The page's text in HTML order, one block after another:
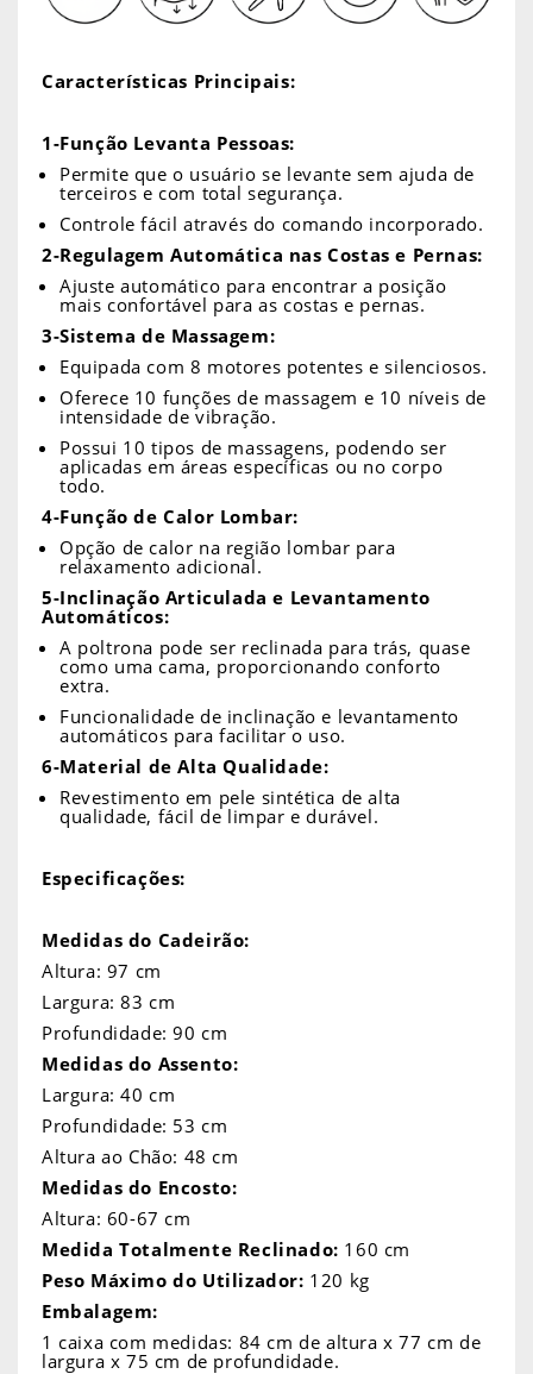
Características Principais:
1-Função Levanta Pessoas:
Permite que o usuário se levante sem ajuda de
terceiros e com total segurança.
Controle fácil através do comando incorporado.
2-Regulagem Automática nas Costas e Pernas:
Ajuste automático para encontrar a posição
mais confortável para as costas e pernas.
3-Sistema de Massagem:
Equipada com 8 motores potentes e silenciosos.
Oferece 10 funções de massagem e 10 níveis de
intensidade de vibração.
Possui 10 tipos de massagens, podendo ser
aplicadas em áreas específicas ou no corpo
todo.
4-Função de Calor Lombar:
Opção de calor na região lombar para
relaxamento adicional.
5-Inclinação Articulada e Levantamento
Automáticos:
A poltrona pode ser reclinada para trás, quase
como uma cama, proporcionando conforto
extra.
Funcionalidade de inclinação e levantamento
automáticos para facilitar o uso.
6-Material de Alta Qualidade:
Revestimento em pele sintética de alta
qualidade, fácil de limpar e durável.
Especificações:
Medidas do Cadeirão:
Altura: 97 cm
Largura: 83 cm
Profundidade: 90 cm
Medidas do Assento:
Largura: 40 cm
Profundidade: 53 cm
Altura ao Chão: 48 cm
Medidas do Encosto:
Altura: 60-67 cm
Medida Totalmente Reclinado: 160 cm
Peso Máximo do Utilizador: 120 kg
Embalagem:
1 caixa com medidas: 84 cm de altura x 77 cm de
largura x 75 cm de profundidade.